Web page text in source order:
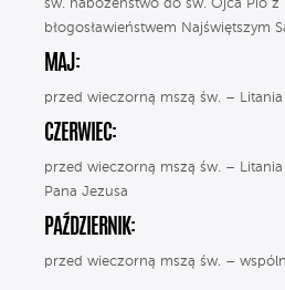
św. nabożeństwo do św. Ojca Pio z
błogosławieństwem Najświętszym
MAJ:
przed wieczorną mszą św. –
CZERWIEC:
przed wieczorną mszą św. –
Pana Jezusa
PAŹDZIERNIK:
przed wieczorną mszą św. –